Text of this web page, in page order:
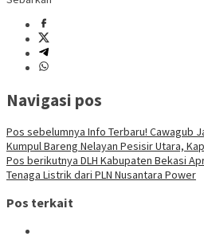
Navigasi pos
Pos sebelumnya Info Terbaru! Cawagub
Kumpul Bareng Nelayan Pesisir Utara,
Pos berikutnya DLH Kabupaten Bekasi
Tenaga Listrik dari PLN Nusantara Power
Pos terkait